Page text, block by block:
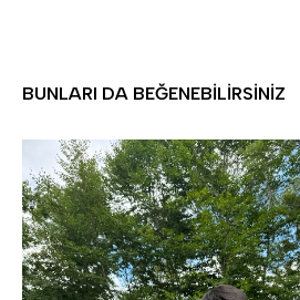
BUNLARI DA BEĞENEBILIRSINIZ